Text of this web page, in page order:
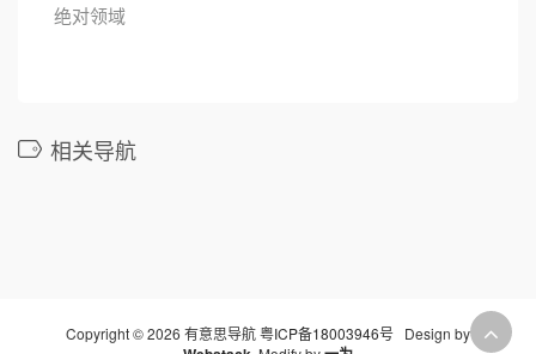
绝对领域
相关导航
Copyright © 2026 有意思导航粤ICP备18003946号 Design by